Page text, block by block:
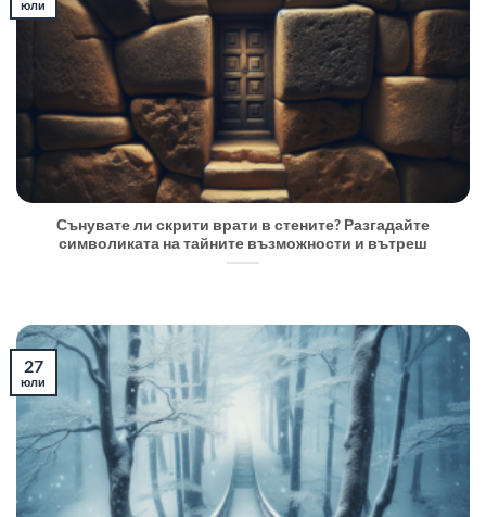
Сънувате ли скрити врати в стените? Разгадайте
символиката на тайните възможности и вътреш
юли
27
юли